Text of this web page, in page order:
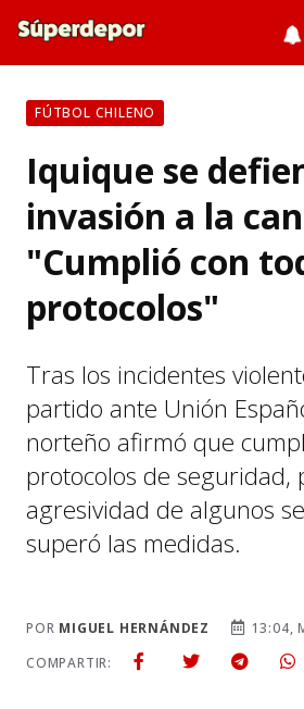
FÚTBOL CHILENO
Iquique se
invasión a la
"Cumplió con
protocolos"
Tras los incidentes
partido ante Unión
norteño afirmó que
protocolos de seguridad,
agresividad de algunos
superó las medidas.
POR MIGUEL HERNÁNDEZ
13:04,
COMPARTIR: